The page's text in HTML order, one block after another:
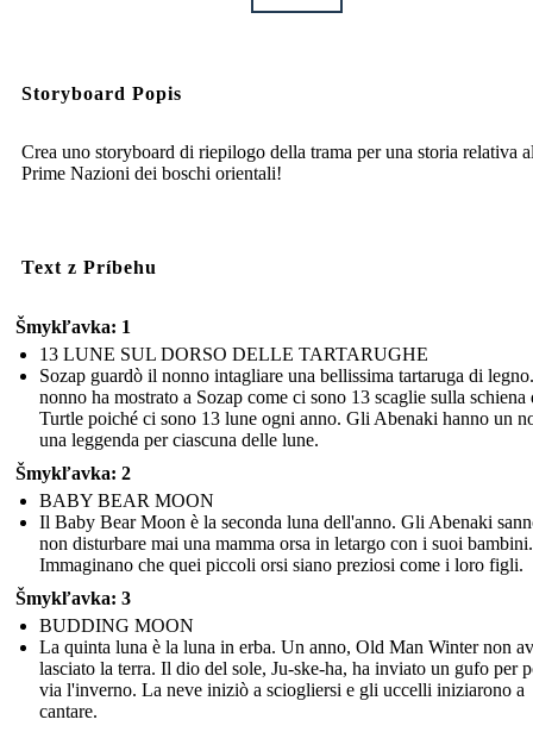
Storyboard Popis
Crea uno storyboard di riepilogo della trama per una storia relativa
Prime Nazioni dei boschi orientali!
Text z Príbehu
Šmykľavka: 1
13 LUNE SUL DORSO DELLE TARTARUGHE
Sozap guardò il nonno intagliare una bellissima tartaruga di
nonno ha mostrato a Sozap come ci sono 13 scaglie sulla
Turtle poiché ci sono 13 lune ogni anno. Gli Abenaki hanno un
una leggenda per ciascuna delle lune.
Šmykľavka: 2
BABY BEAR MOON
Il Baby Bear Moon è la seconda luna dell'anno. Gli Abenaki
non disturbare mai una mamma orsa in letargo con i suoi bambini.
Immaginano che quei piccoli orsi siano preziosi come i loro figli.
Šmykľavka: 3
BUDDING MOON
La quinta luna è la luna in erba. Un anno, Old Man Winter non
lasciato la terra. Il dio del sole, Ju-ske-ha, ha inviato un gufo per
via l'inverno. La neve iniziò a sciogliersi e gli uccelli iniziarono a
cantare.